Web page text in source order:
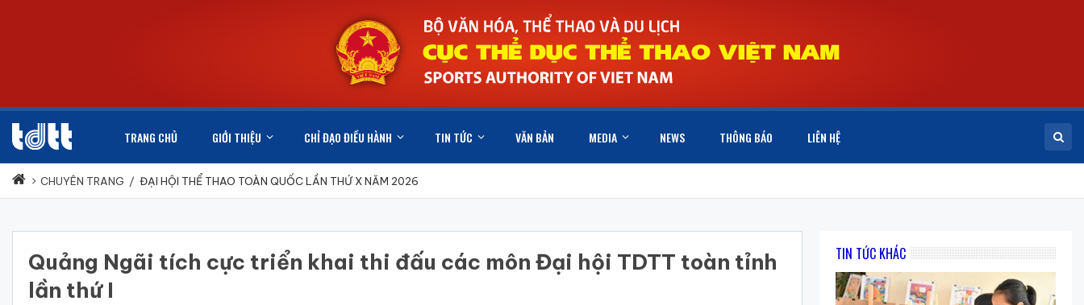
TRANG CHỦ GIỚI THIỆU CHỈ ĐẠO ĐIỀU HÀNH TIN TỨC VĂN BẢN MEDIA NEWS THÔNG BÁO LIÊN HỆ
CHUYÊN TRANG / ĐẠI HỘI THỂ THAO TOÀN QUỐC LẦN THỨ X NĂM 2026
Quảng Ngãi tích cực triển khai thi đấu các môn Đại hội TDTT toàn tỉnh
lần thứ I
TIN TỨC KHÁC